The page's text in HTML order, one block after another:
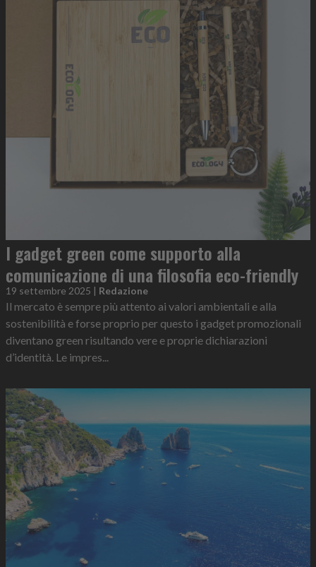
I gadget green come supporto alla
comunicazione di una filosofia eco-friendly
19 settembre 2025 | Redazione
Il mercato è sempre più attento ai valori ambientali e alla
sostenibilità e forse proprio per questo i gadget promozionali
diventano green risultando vere e proprie dichiarazioni
d’identità. Le impres...